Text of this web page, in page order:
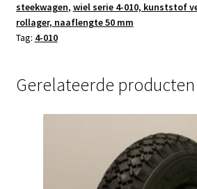
rollagernaaflengte
50
mmluchtband
4
lijn/rib4
steekwagen, wiel serie 4-010, kunststof
rollager, naaflengte 50 mm
Tag: 4-010
Gerelateerde producten